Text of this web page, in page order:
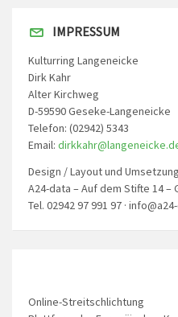
IMPRESSUM
Kulturring Langeneicke
Dirk Kahr
Alter Kirchweg
D-59590 Geseke-Langeneicke
Telefon: (02942) 5343
Email:
Design / Layout und
A24-data – Auf dem Stifte 14 –
Tel. 02942 97 991 97 ·
Online-Streitschlichtung